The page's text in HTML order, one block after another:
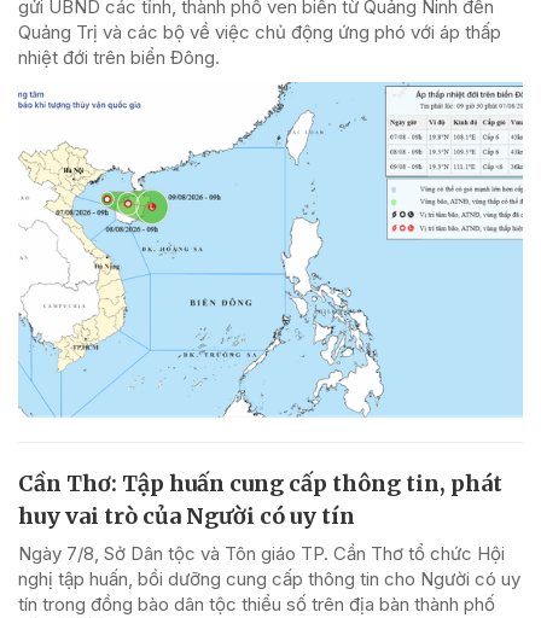
gửi UBND các tỉnh, thành phố ven biển từ Quảng Ninh đến
Quảng Trị và các bộ về việc chủ động ứng phó với áp thấp
nhiệt đới trên biển Đông.
Cần Thơ: Tập huấn cung cấp thông tin, phát
huy vai trò của Người có uy tín
Ngày 7/8, Sở Dân tộc và Tôn giáo TP. Cần Thơ tổ chức Hội
nghị tập huấn, bồi dưỡng cung cấp thông tin cho Người có uy
tín trong đồng bào dân tộc thiểu số trên địa bàn thành phố